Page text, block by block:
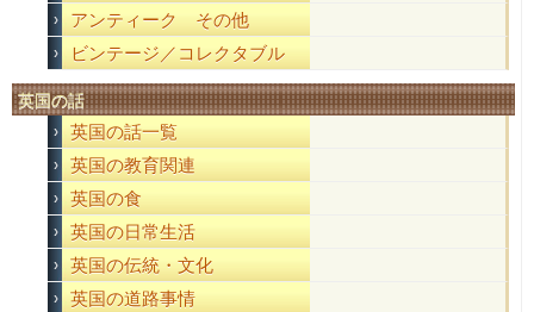
アンティーク その他
ビンテージ／コレクタブル
英国の話
英国の話一覧
英国の教育関連
英国の食
英国の日常生活
英国の伝統・文化
英国の道路事情